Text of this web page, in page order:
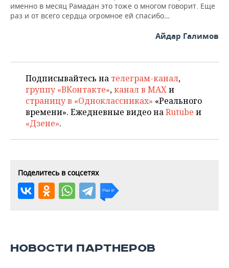
именно в месяц Рамадан это тоже о многом говорит. Еще
раз и от всего сердца огромное ей спасибо…
Айдар Галимов
Подписывайтесь на телеграм-канал,
группу «ВКонтакте»,канал в MAXи
страницу в «Одноклассниках» «Реального
времени». Ежедневные видео наRutube и
«Дзене».
Поделитесь в соцсетях
НОВОСТИ ПАРТНЕРОВ